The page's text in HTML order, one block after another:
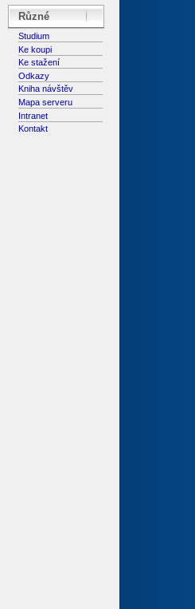
Různé
Studium
Ke koupi
Ke stažení
Odkazy
Kniha návštěv
Mapa serveru
Intranet
Kontakt